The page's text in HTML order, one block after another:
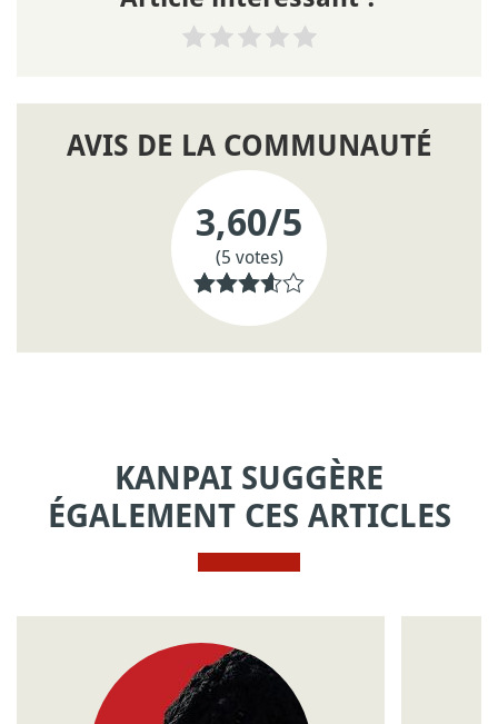
AVIS DE LA COMMUNAUTÉ
3,60/5
(5 votes)
KANPAI SUGGÈRE
ÉGALEMENT CES ARTICLES